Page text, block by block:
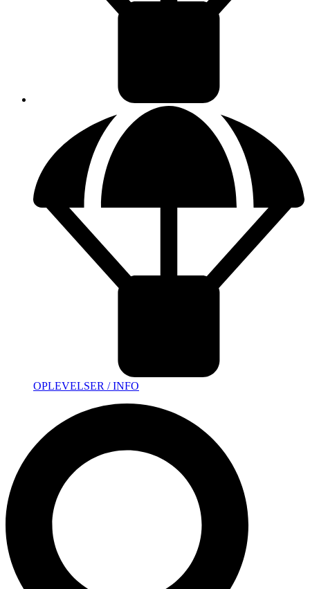
OPLEVELSER / INFO